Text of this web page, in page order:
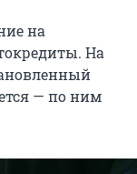
на
На
— по ним